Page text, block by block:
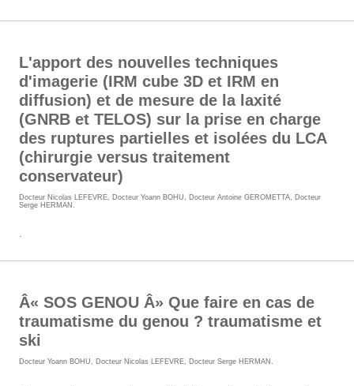
L'apport des nouvelles techniques
d'imagerie (IRM cube 3D et IRM en
diffusion) et de mesure de la laxité
(GNRB et TELOS) sur la prise en charge
des ruptures partielles et isolées du LCA
(chirurgie versus traitement
conservateur)
Docteur Nicolas LEFEVRE, Docteur Yoann BOHU, Docteur Antoine GEROMETTA, Docteur
Serge HERMAN .
.
Â« SOS GENOU Â» Que faire en cas de
traumatisme du genou ? traumatisme et
ski
Docteur Yoann BOHU, Docteur Nicolas LEFEVRE, Docteur Serge HERMAN .